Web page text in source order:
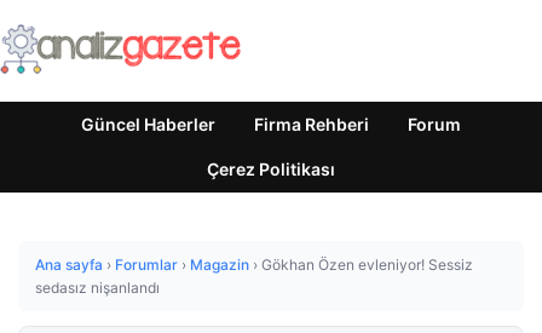
Güncel Haberler Firma Rehberi Forum
Çerez Politikası
Ana sayfa › Forumlar › Magazin › Gökhan Özen evleniyor! Sessiz
sedasız nişanlandı